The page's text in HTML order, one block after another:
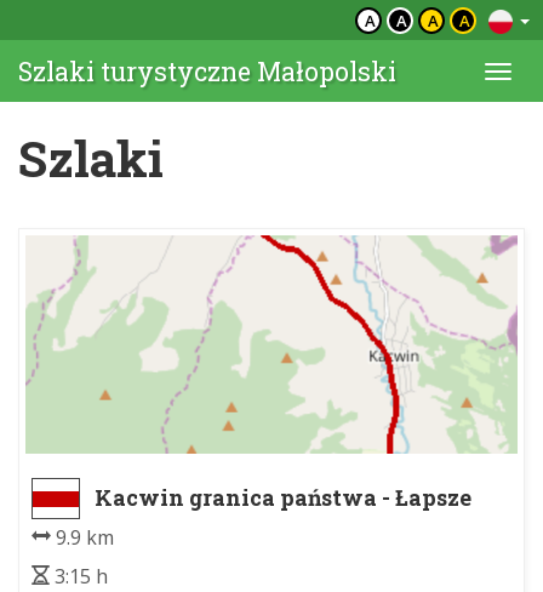
A A A A
Szlaki turystyczne Małopolski
Szlaki
Kacwin granica państwa - Łapsze
9.9 km
3:15 h